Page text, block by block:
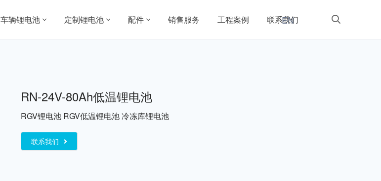
车辆锂电池 定制锂电池 配件 销售服务 工程案例 联系我们
EN
RN-24V-80Ah低温锂电池
RGV锂电池 RGV低温锂电池 冷冻库锂电池
联系我们